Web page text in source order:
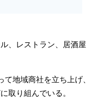
、レストラン、居酒屋
地域商社を立ち上げ、
取り組んでいる。